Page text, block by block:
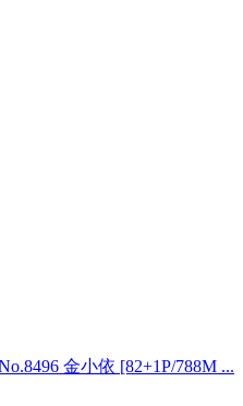
金小依 [82+1P/788M ...